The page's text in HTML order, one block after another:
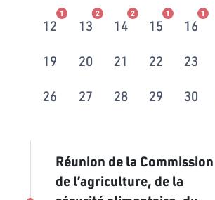
12
1
13
2
14
2
15
1
16
1
19 20 21 22 23
26 27 28 29 30
Réunion de la Commission
de l’agriculture, de la